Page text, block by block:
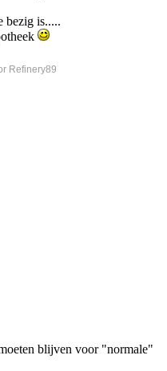
bezig is.....
Refinery89
blijven voor "normale"